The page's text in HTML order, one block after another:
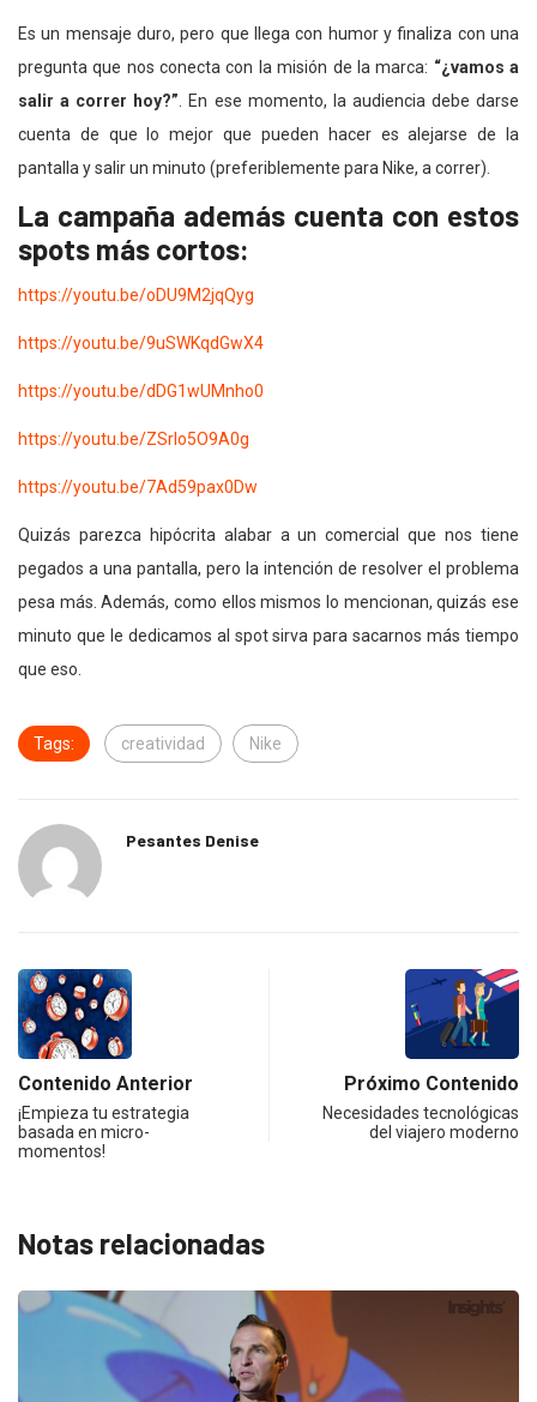
Es un mensaje duro, pero que llega con humor y finaliza con una
pregunta que nos conecta con la misión de la marca: “¿vamos a
salir a correr hoy?”. En ese momento, la audiencia debe darse
cuenta de que lo mejor que pueden hacer es alejarse de la
pantalla y salir un minuto (preferiblemente para Nike, a correr).
La campaña además cuenta con estos
spots más cortos:
https://youtu.be/oDU9M2jqQyg
https://youtu.be/9uSWKqdGwX4
https://youtu.be/dDG1wUMnho0
https://youtu.be/ZSrlo5O9A0g
https://youtu.be/7Ad59pax0Dw
Quizás parezca hipócrita alabar a un comercial que nos tiene
pegados a una pantalla, pero la intención de resolver el problema
pesa más. Además, como ellos mismos lo mencionan, quizás ese
minuto que le dedicamos al spot sirva para sacarnos más tiempo
que eso.
Tags: creatividad Nike
Pesantes Denise
Contenido Anterior
¡Empieza tu estrategia
basada en micro-
momentos!
Próximo Contenido
Necesidades tecnológicas
del viajero moderno
Notas relacionadas